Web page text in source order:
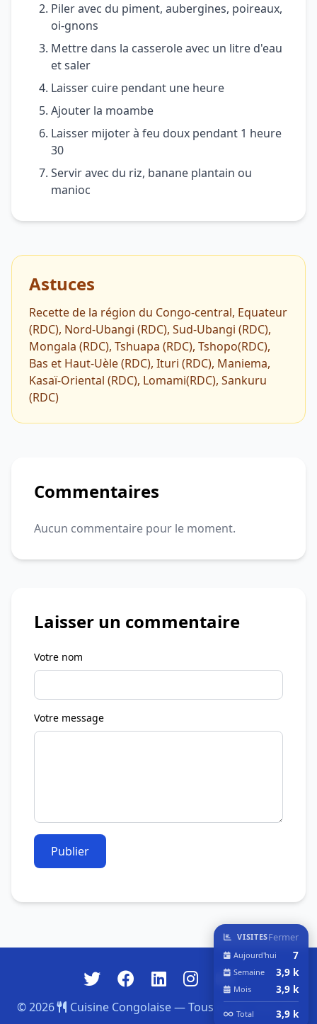
Piler avec du piment, aubergines, poireaux,
oi-gnons
Mettre dans la casserole avec un litre d'eau
et saler
Laisser cuire pendant une heure
Ajouter la moambe
Laisser mijoter à feu doux pendant 1 heure
30
Servir avec du riz, banane plantain ou
manioc
Astuces
Recette de la région du Congo-central, Equateur
(RDC), Nord-Ubangi (RDC), Sud-Ubangi (RDC),
Mongala (RDC), Tshuapa (RDC), Tshopo(RDC),
Bas et Haut-Uèle (RDC), Ituri (RDC), Maniema,
Kasaï-Oriental (RDC), Lomami(RDC), Sankuru
(RDC)
Commentaires
Aucun commentaire pour le moment.
Laisser un commentaire
Votre nom
Votre message
Publier
© 2026 Cuisine Congolaise — Tous droits réservés.
VISITESFermer
Aujourd'hui 7
Semaine 3,9 k
Mois 3,9 k
Total 3,9 k